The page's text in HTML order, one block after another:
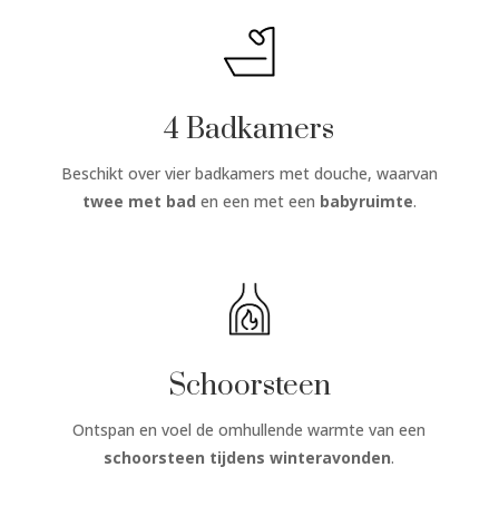
4 Badkamers
Beschikt over vier badkamers met douche, waarvan
twee met bad en een met een babyruimte.
Schoorsteen
Ontspan en voel de omhullende warmte van een
schoorsteen tijdens winteravonden.